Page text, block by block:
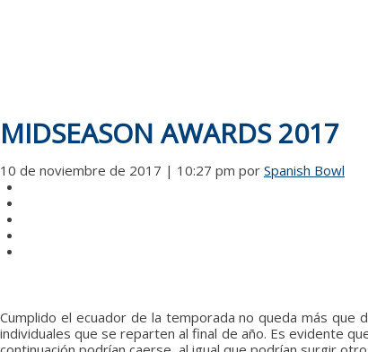
MIDSEASON AWARDS 2017
10 de noviembre de 2017 | 10:27 pm por Spanish Bowl
Cumplido el ecuador de la temporada no queda más
individuales que se reparten al final de año. Es evidente